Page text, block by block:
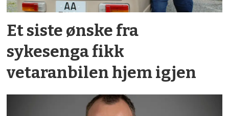
Et siste ønske fra
sykesenga fikk
vetaranbilen hjem igjen